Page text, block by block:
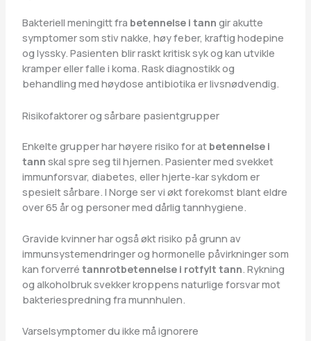
Bakteriell meningitt fra betennelse i tann gir akutte
symptomer som stiv nakke, høy feber, kraftig hodepine
og lyssky. Pasienten blir raskt kritisk syk og kan utvikle
kramper eller falle i koma. Rask diagnostikk og
behandling med høydose antibiotika er livsnødvendig.
Risikofaktorer og sårbare pasientgrupper
Enkelte grupper har høyere risiko for at betennelse i
tann skal spre seg til hjernen. Pasienter med svekket
immunforsvar, diabetes, eller hjerte-kar sykdom er
spesielt sårbare. I Norge ser vi økt forekomst blant eldre
over 65 år og personer med dårlig tannhygiene.
Gravide kvinner har også økt risiko på grunn av
immunsystemendringer og hormonelle påvirkninger som
kan forverré tannrotbetennelse i rotfylt tann. Rykning
og alkoholbruk svekker kroppens naturlige forsvar mot
bakteriespredning fra munnhulen.
Varselsymptomer du ikke må ignorere